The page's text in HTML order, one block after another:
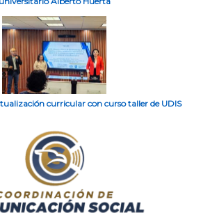
curricular con curso taller de UDIS